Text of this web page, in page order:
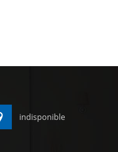
indisponible